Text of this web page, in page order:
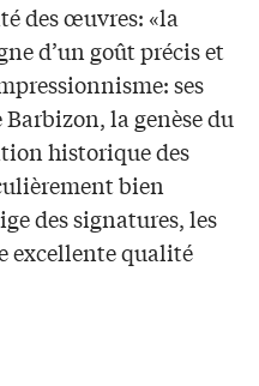
des œuvres: «la
d’un goût précis et
ses
Barbizon, la genèse du
historique des
bien
des signatures, les
excellente qualité